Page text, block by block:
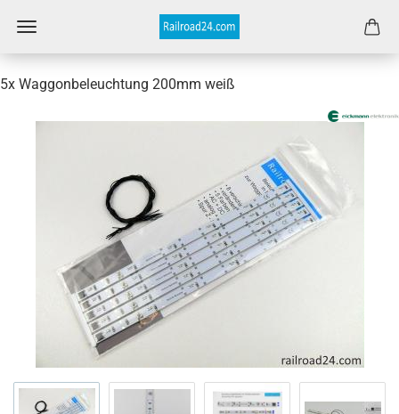
5x Waggonbeleuchtung 200mm weiß